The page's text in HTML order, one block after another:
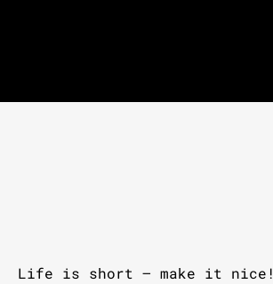
Life is short – make it nice!